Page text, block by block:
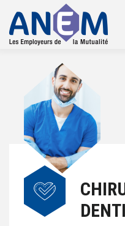
Notre mission
La gouvernance
L’équipe
La Mutualité
L’ESS
LE MANIFESTE
Les mutuelles donnent